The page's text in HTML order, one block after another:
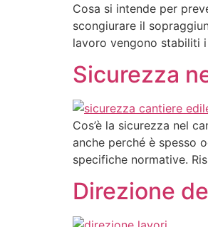
Cosa si intende per
scongiurare il
lavoro vengono stabiliti
Sicurezza
Cos’è la sicurezza nel
anche perché è spesso
specifiche normative.
Direzione